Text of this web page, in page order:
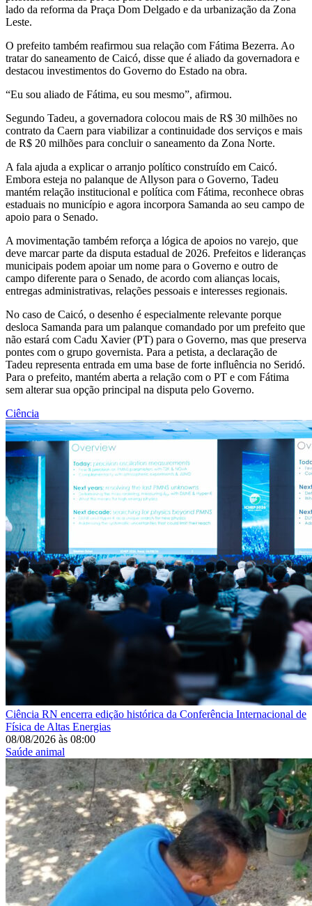
lado da reforma da Praça Dom Delgado e da urbanização da Zona
Leste.
O prefeito também reafirmou sua relação com Fátima Bezerra. Ao
tratar do saneamento de Caicó, disse que é aliado da governadora e
destacou investimentos do Governo do Estado na obra.
“Eu sou aliado de Fátima, eu sou mesmo”, afirmou.
Segundo Tadeu, a governadora colocou mais de R$ 30 milhões no
contrato da Caern para viabilizar a continuidade dos serviços e mais
de R$ 20 milhões para concluir o saneamento da Zona Norte.
A fala ajuda a explicar o arranjo político construído em Caicó.
Embora esteja no palanque de Allyson para o Governo, Tadeu
mantém relação institucional e política com Fátima, reconhece obras
estaduais no município e agora incorpora Samanda ao seu campo de
apoio para o Senado.
A movimentação também reforça a lógica de apoios no varejo, que
deve marcar parte da disputa estadual de 2026. Prefeitos e lideranças
municipais podem apoiar um nome para o Governo e outro de
campo diferente para o Senado, de acordo com alianças locais,
entregas administrativas, relações pessoais e interesses regionais.
No caso de Caicó, o desenho é especialmente relevante porque
desloca Samanda para um palanque comandado por um prefeito que
não estará com Cadu Xavier (PT) para o Governo, mas que preserva
pontes com o grupo governista. Para a petista, a declaração de
Tadeu representa entrada em uma base de forte influência no Seridó.
Para o prefeito, mantém aberta a relação com o PT e com Fátima
sem alterar sua opção principal na disputa pelo Governo.
Ciência
Ciência RN encerra edição histórica da Conferência Internacional de
Física de Altas Energias
08/08/2026 às 08:00
Saúde animal